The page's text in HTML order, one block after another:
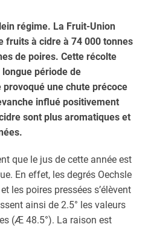
régime. La Fruit-Union
fruits à cidre à 74 000 tonnes
de poires. Cette récolte
longue période de
une chute précoce
influé positivement
sont plus aromatiques et
que le jus de cette année est
En effet, les degrés Oechsle
les poires pressées s’élèvent
ainsi de 2.5° les valeurs
(Æ 48.5°). La raison est